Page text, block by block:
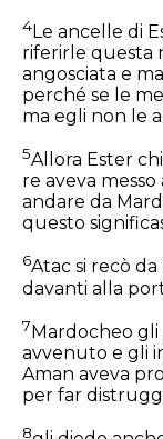
4Le ancelle di
riferirle questa
angosciata e
perché se le
ma egli non le
5Allora Ester
re aveva
andare da
questo
6Atac si recò
davanti alla
7Mardocheo
avvenuto e gli
Aman aveva
per far
8